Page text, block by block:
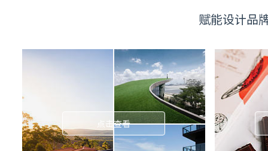
赋能设计
点击查看